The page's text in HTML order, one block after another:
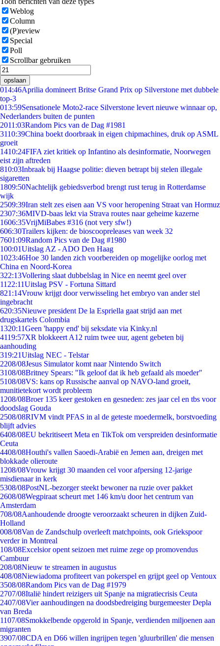
Weblog
Column
(P)review
Special
Poll
Scrollbar gebruiken
opslaan
014:46Aprilia domineert Britse Grand Prix op Silverstone met dubbele
top-3
013:59Sensationele Moto2-race Silverstone levert nieuwe winnaar op,
Nederlanders buiten de punten
2011:03Random Pics van de Dag #1981
3110:39China boekt doorbraak in eigen chipmachines, druk op ASML
groeit
1410:24FIFA ziet kritiek op Infantino als desinformatie, Noorwegen
eist zijn aftreden
810:03Inbraak bij Haagse politie: dieven betrapt bij stelen illegale
sigaretten
1809:50Nachtelijk gebiedsverbod brengt rust terug in Rotterdamse
wijk
2509:39Iran stelt zes eisen aan VS voor heropening Straat van Hormuz
2307:36MIVD-baas lekt via Strava routes naar geheime kazerne
1606:35VrijMiBabes #316 (not very sfw!)
606:30Trailers kijken: de bioscoopreleases van week 32
7601:09Random Pics van de Dag #1980
100:01Uitslag AZ - ADO Den Haag
1023:46Hoe 30 landen zich voorbereiden op mogelijke oorlog met
China en Noord-Korea
322:13Vollering slaat dubbelslag in Nice en neemt geel over
11 22:11Uitslag PSV - Fortuna Sittard
821:14Vrouw krijgt door verwisseling het embryo van ander stel
ingebracht
620:35Nieuwe president De la Espriella gaat strijd aan met
drugskartels Colombia
1320:11Geen 'happy end' bij seksdate via Kinky.nl
4119:57XR blokkeert A12 ruim twee uur, agent gebeten bij
aanhouding
319:21Uitslag NEC - Telstar
2208/08Jesus Simulator komt naar Nintendo Switch
3108/08Britney Spears: "Ik geloof dat ik heb gefaald als moeder"
5108/08VS: kans op Russische aanval op NAVO-land groeit,
munitietekort wordt probleem
1208/08Broer 135 keer gestoken en gesneden: zes jaar cel en tbs voor
doodslag Gouda
2508/08RIVM vindt PFAS in al de geteste moedermelk, borstvoeding
blijft advies
6408/08EU bekritiseert Meta en TikTok om verspreiden desinformatie
Ceuta
4408/08Houthi's vallen Saoedi-Arabië en Jemen aan, dreigen met
blokkade olieroute
1208/08Vrouw krijgt 30 maanden cel voor afpersing 12-jarige
misdienaar in kerk
5308/08PostNL-bezorger steekt bewoner na ruzie over pakket
2608/08Wegpiraat scheurt met 146 km/u door het centrum van
Amsterdam
708/08Aanhoudende droogte veroorzaakt scheuren in dijken Zuid-
Holland
008/08Van de Zandschulp overleeft matchpoints, ook Griekspoor
verder in Montreal
108/08Excelsior opent seizoen met ruime zege op promovendus
Cambuur
208/08Nieuw te streamen in augustus
408/08Niewiadoma profiteert van pokerspel en grijpt geel op Ventoux
3508/08Random Pics van de Dag #1979
2707/08Italië hindert reizigers uit Spanje na migratiecrisis Ceuta
2407/08Vier aanhoudingen na doodsbedreiging burgemeester Depla
van Breda
1107/08Smokkelbende opgerold in Spanje, verdienden miljoenen aan
migranten
3907/08CDA en D66 willen ingrijpen tegen 'gluurbrillen' die mensen